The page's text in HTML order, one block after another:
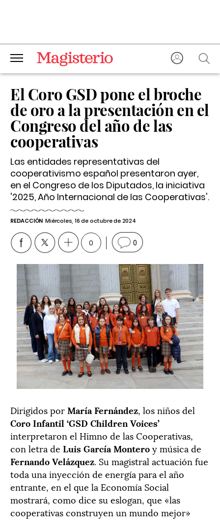
El Coro GSD pone el broche
de oro a la presentación en el
Congreso del año de las
cooperativas
Las entidades representativas del
cooperativismo español presentaron ayer,
en el Congreso de los Diputados, la iniciativa
'2025, Año Internacional de las Cooperativas'.
REDACCIÓN Miércoles, 16 de octubre de 2024
0 0
Dirigidos por María Fernández, los niños del
Coro Infantil ‘GSD Children Voices’
interpretaron el Himno de las Cooperativas,
con letra de Luis García Monteroy música de
Fernando Velázquez. Su magistral actuación fue
toda una inyección de energía para el año
entrante, en el que la Economía Social
mostrará, como dice su eslogan, que «las
cooperativas construyen un mundo mejor»